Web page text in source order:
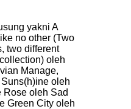
yakni A
no other (Two
two different
oleh
Manage,
oleh
Rose oleh Sad
Green City oleh